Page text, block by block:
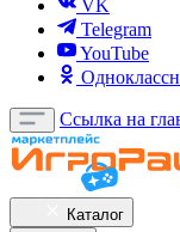
VK
Telegram
YouTube
Ссылка на
Каталог